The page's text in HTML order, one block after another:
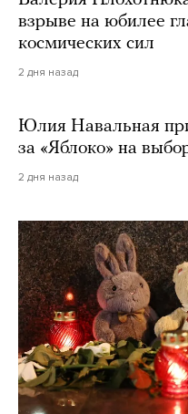
взрыве на юбилее
космических сил
2 дня назад
Юлия Навальная
за «Яблоко» на
2 дня назад